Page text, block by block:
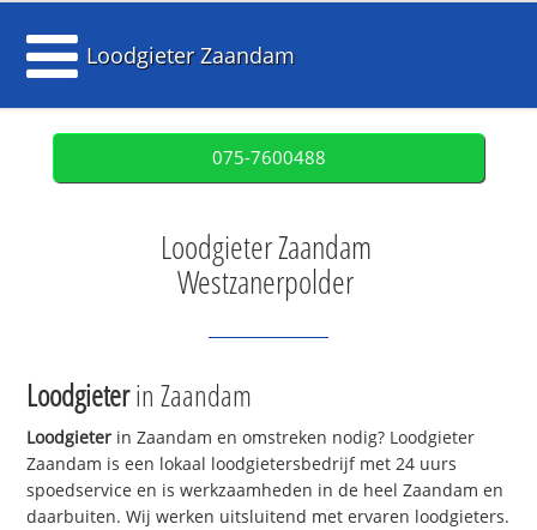
Loodgieter Zaandam
075-7600488
Loodgieter Zaandam
Westzanerpolder
Loodgieterin Zaandam
Loodgieter in Zaandam en omstreken nodig? Loodgieter
Zaandam is een lokaal loodgietersbedrijf met 24 uurs
spoedservice en is werkzaamheden in de heel Zaandam en
daarbuiten. Wij werken uitsluitend met ervaren loodgieters.